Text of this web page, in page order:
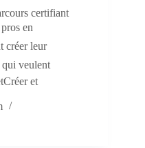
certifiant
en
créer leur
veulent
et